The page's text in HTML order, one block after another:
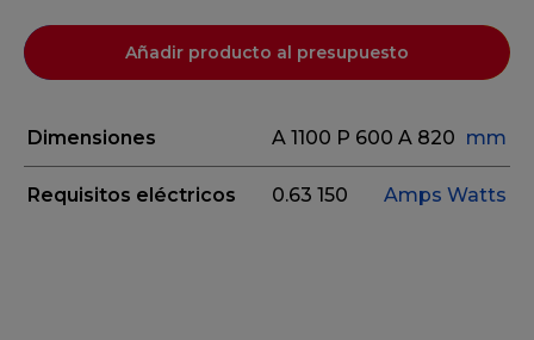
Añadir producto al presupuesto
Dimensiones A 1100 P 600 A 820 mm
Requisitos eléctricos 0.63 150 Amps Watts